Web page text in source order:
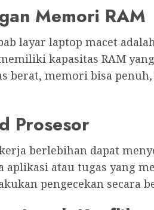
Memori RAM
layar laptop macet
kapasitas RAM
berat, memori bisa
Prosesor
berlebihan dapat
aplikasi atau tugas yang
pengecekan secara